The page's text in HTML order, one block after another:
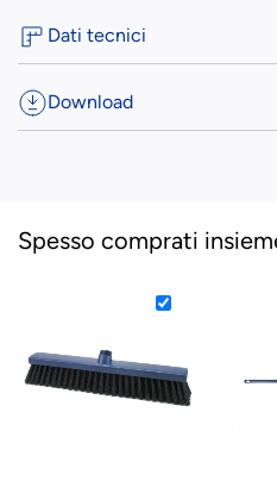
Dati tecnici
Download
Spesso comprati